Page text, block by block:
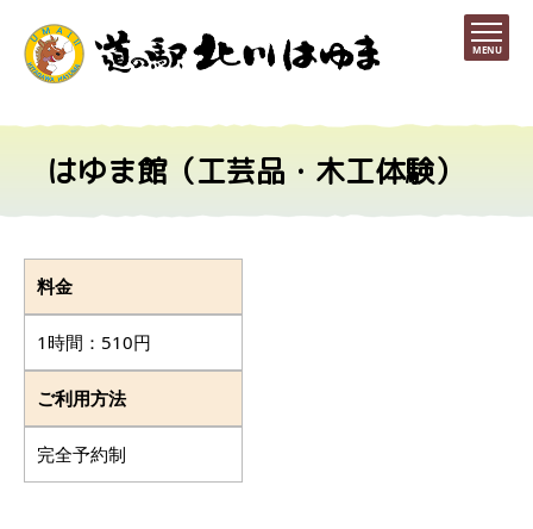
MENU
はゆま館（工芸品・木工体験）
料金
1時間：510円
ご利用方法
完全予約制